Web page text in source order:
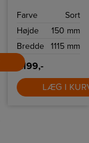
for stor eller lille.
hastigheder kan
støvsugningen til
forskellige
overflader.
Farve
Sort
Højde
150 mm
Bredde
1115 mm
1.199,-
LÆG I